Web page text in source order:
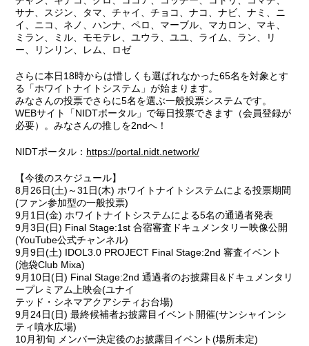
サナ、スジン、タマ、チャイ、チョコ、ナコ、ナビ、ナミ、ニ
イ、ニコ、ネノ、ハンナ、ペロ、マーブル、マカロン、マキ、
ミラン、ミル、モモテレ、ユウラ、ユユ、ライム、ラン、リ
ー、リンリン、レム、ロゼ
さらに本日18時からは惜しくも選ばれなかった65名を対象とす
る「ホワイトナイトシステム」が始まります。
みなさんの投票でさらに5名を選ぶ一般投票システムです。
WEBサイト「NIDTポータル」で毎日投票できます（会員登録が
必要）。みなさんの推しを2ndへ！
NIDTポータル： https://portal.nidt.network/
【今後のスケジュール】
8月26日(土)～31日(木) ホワイトナイトシステムによる投票期間
(ファン参加型の一般投票)
9月1日(金) ホワイトナイトシステムによる5名の通過者発表
9月3日(日) Final Stage:1st 合宿審査ドキュメンタリー映像公開
(YouTube公式チャンネル)
9月9日(土) IDOL3.0 PROJECT Final Stage:2nd 審査イベント
(池袋Club Mixa)
9月10日(日) Final Stage:2nd 通過者のお披露目&ドキュメンタリ
ープレミアム上映会(ユナイ
テッド・シネマアクアシティお台場)
9月24日(日) 最終候補者お披露目イベント開催(サンシャインシ
ティ噴水広場)
10月初旬 メンバー決定後のお披露目イベント(場所未定)